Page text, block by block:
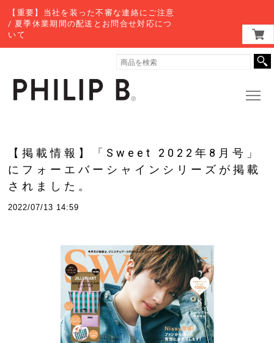
【重要】当社を装った不審な連絡にご注意
/ 夏季休業期間の配送とお問合せ対応につ
いて
【掲載情報】「Sweet 2022年8月号」
にフォーエバーシャインシリーズが掲載
されました。
2022/07/13 14:59